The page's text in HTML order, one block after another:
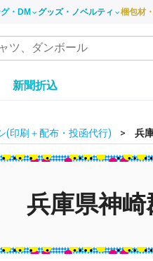
・DM グッズ・ノベルティ 梱包材
新聞折込
(印刷＋配布・投函代行) 兵
兵庫県神